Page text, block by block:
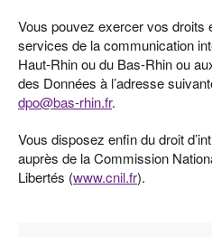
Vous pouvez exercer vos droits
services de la communication
Haut-Rhin ou du Bas-Rhin ou
des Données à l’adresse
dpo@bas-rhin.fr.
Vous disposez enfin du droit
auprès de la Commission
Libertés (www.cnil.fr).